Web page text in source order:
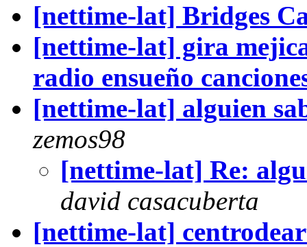
[nettime-lat] Bridges
[nettime-lat] gira
radio ensueño
[nettime-lat] alguien
zemos98
[nettime-lat] Re:
david casacuberta
[nettime-lat]